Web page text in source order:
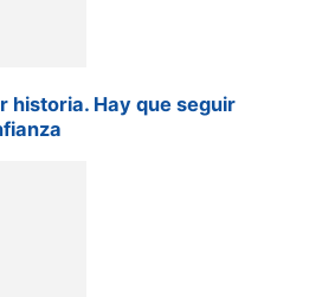
historia. Hay que seguir